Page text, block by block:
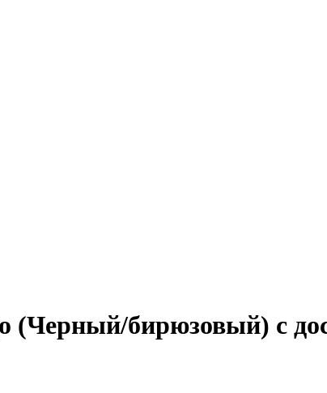
(Черный/бирюзовый) с